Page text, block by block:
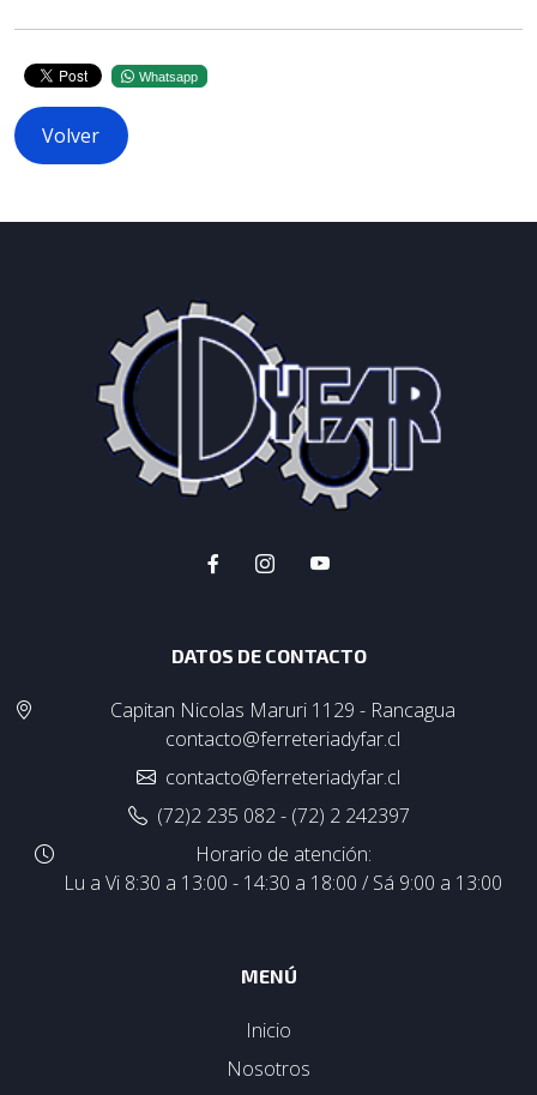
Whatsapp
Volver
DATOS DE CONTACTO
Capitan Nicolas Maruri 1129 - Rancagua
contacto@ferreteriadyfar.cl
contacto@ferreteriadyfar.cl
(72)2 235 082 - (72) 2 242397
Horario de atención:
Lu a Vi 8:30 a 13:00 - 14:30 a 18:00 / Sá 9:00 a 13:00
MENÚ
Inicio
Nosotros